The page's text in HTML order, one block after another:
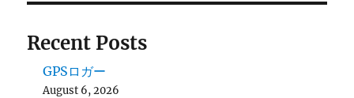
Recent Posts
GPSロガー
August 6, 2026